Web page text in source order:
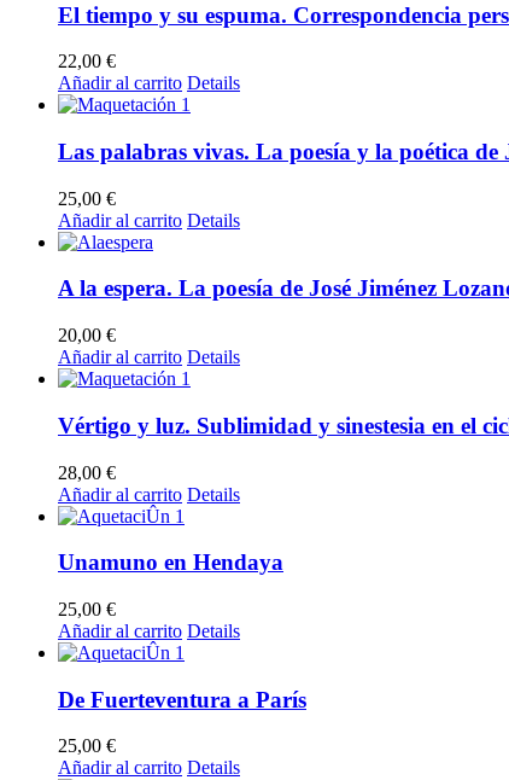
El tiempo y su espuma. Correspondencia
22,00 €
Añadir al carrito Details
Las palabras vivas. La poesía y la poética de
25,00 €
Añadir al carrito Details
A la espera. La poesía de José Jiménez
20,00 €
Añadir al carrito Details
Vértigo y luz. Sublimidad y sinestesia en el
28,00 €
Añadir al carrito Details
Unamuno en Hendaya
25,00 €
Añadir al carrito Details
De Fuerteventura a París
25,00 €
Añadir al carrito Details